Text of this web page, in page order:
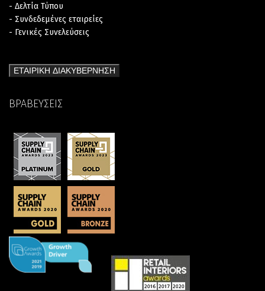
- Δελτία Τύπου
- Συνδεδεμένες εταιρείες
- Γενικές Συνελεύσεις
ΕΤΑΙΡΙΚΗ ΔΙΑΚΥΒΕΡΝΗΣΗ
ΒΡΑΒΕΥΣΕΙΣ